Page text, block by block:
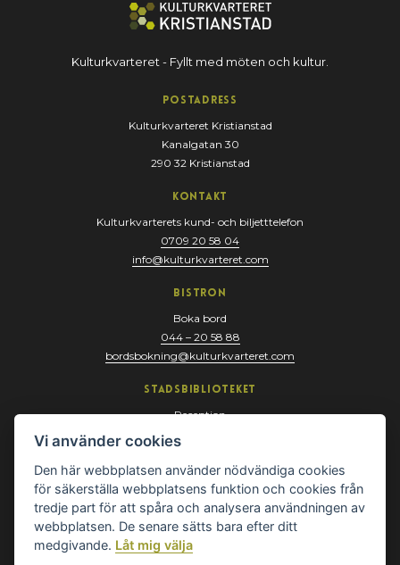
Kulturkvarteret - Fyllt med möten och kultur.
Postadress
Kulturkvarteret Kristianstad
Kanalgatan 30
290 32 Kristianstad
Kontakt
Kulturkvarterets kund- och biljetttelefon
0709 20 58 04
info@kulturkvarteret.com
Bistron
Boka bord
044 – 20 58 88
bordsbokning@kulturkvarteret.com
Stadsbiblioteket
Reception
044 – 13 67 10
biblioteket@kristianstad.se
Vi använder cookies
Den här webbplatsen använder nödvändiga cookies
för säkerställa webbplatsens funktion och cookies från
tredje part för att spåra och analysera användningen av
webbplatsen. De senare sätts bara efter ditt
medgivande. Låt mig välja